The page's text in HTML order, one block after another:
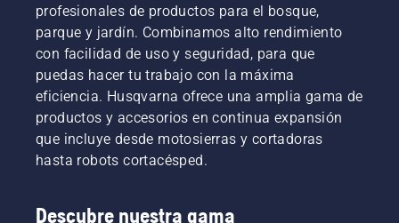
profesionales de productos para el bosque,
parque y jardín. Combinamos alto rendimiento
con facilidad de uso y seguridad, para que
puedas hacer tu trabajo con la máxima
eficiencia. Husqvarna ofrece una amplia gama de
productos y accesorios en continua expansión
que incluye desde motosierras y cortadoras
hasta robots cortacésped.
Descubre nuestra gama